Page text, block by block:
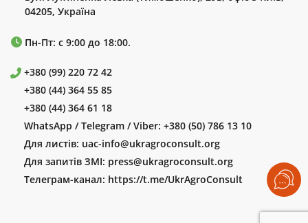
04205, Україна
Пн-Пт: с 9:00 до 18:00.
+380 (99) 220 72 42
+380 (44) 364 55 85
+380 (44) 364 61 18
WhatsApp / Telegram / Viber: +380 (50) 786 13 10
Для листів: uac-info@ukragroconsult.org
Для запитів ЗМІ: press@ukragroconsult.org
Телеграм-канал: https://t.me/UkrAgroConsult